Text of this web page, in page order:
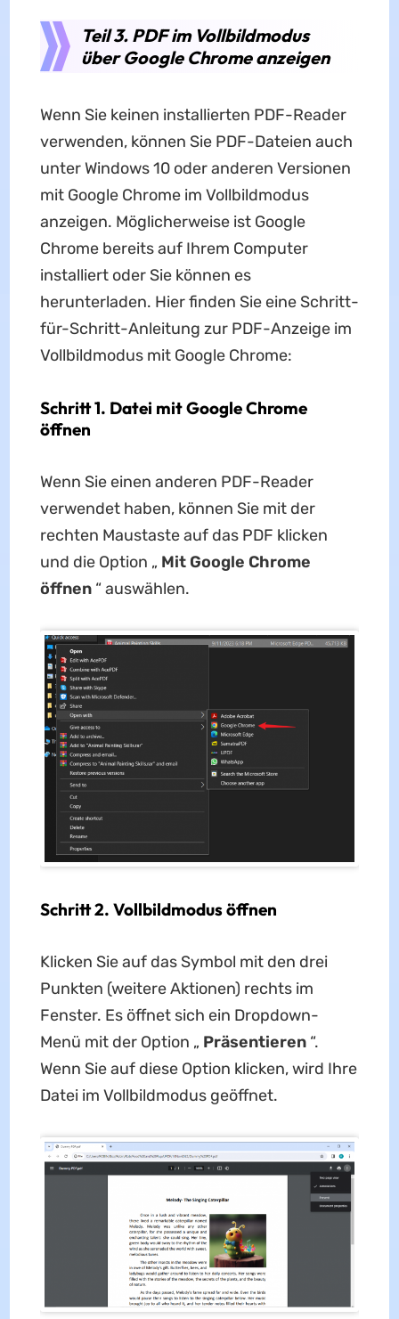
Teil 3. PDF im Vollbildmodus
über Google Chrome anzeigen
Wenn Sie keinen installierten PDF-Reader
verwenden, können Sie PDF-Dateien auch
unter Windows 10 oder anderen Versionen
mit Google Chrome im Vollbildmodus
anzeigen. Möglicherweise ist Google
Chrome bereits auf Ihrem Computer
installiert oder Sie können es
herunterladen. Hier finden Sie eine Schritt-
für-Schritt-Anleitung zur PDF-Anzeige im
Vollbildmodus mit Google Chrome:
Schritt 1. Datei mit Google Chrome
öffnen
Wenn Sie einen anderen PDF-Reader
verwendet haben, können Sie mit der
rechten Maustaste auf das PDF klicken
und die Option „ Mit Google Chrome
öffnen“ auswählen.
Schritt 2. Vollbildmodus öffnen
Klicken Sie auf das Symbol mit den drei
Punkten (weitere Aktionen) rechts im
Fenster. Es öffnet sich ein Dropdown-
Menü mit der Option „ Präsentieren“.
Wenn Sie auf diese Option klicken, wird Ihre
Datei im Vollbildmodus geöffnet.